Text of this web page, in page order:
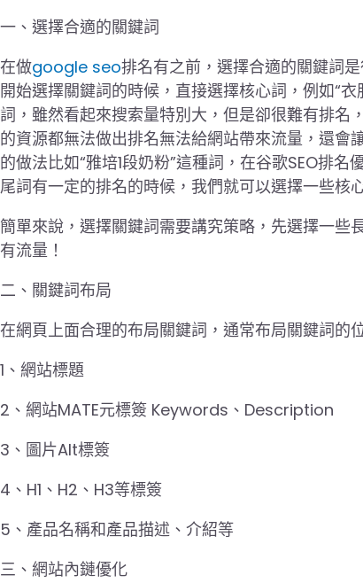
一、選擇合適的關鍵詞
在做google seo排名有之前，選擇合適的關鍵詞
開始選擇關鍵詞的時候，直接選擇核心詞，例如“
詞，雖然看起來搜索量特別大，但是卻很難有排名
的資源都無法做出排名無法給網站帶來流量，還會
的做法比如“雅培1段奶粉”這種詞，在谷歌SEO排
尾詞有一定的排名的時候，我們就可以選擇一些核
簡單來說，選擇關鍵詞需要講究策略，先選擇一些
有流量！
二、關鍵詞布局
在網頁上面合理的布局關鍵詞，通常布局關鍵詞的
1、網站標題
2、網站MATE元標簽 Keywords、Description
3、圖片Alt標簽
4、H1、H2、H3等標簽
5、產品名稱和產品描述、介紹等
三、網站內鏈優化